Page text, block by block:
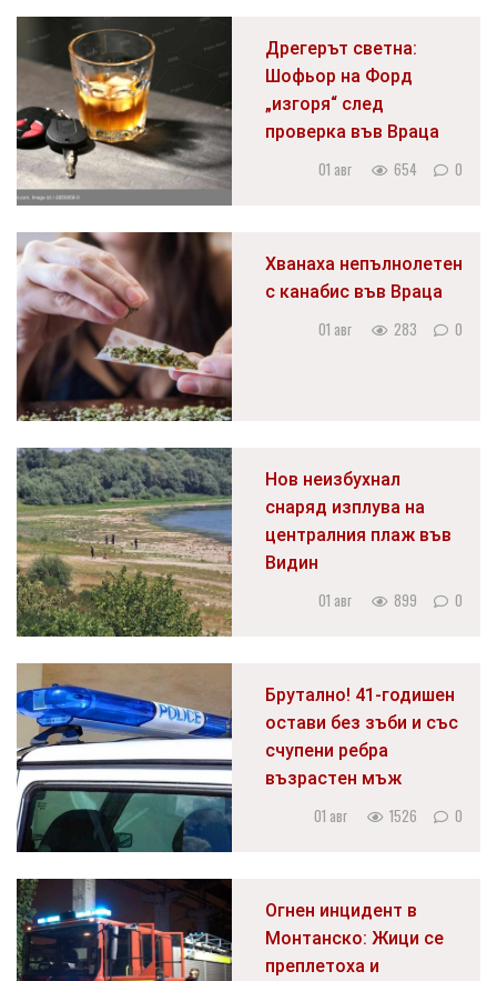
Дрегерът светна:
Шофьор на Форд
„изгоря“ след
проверка във Враца
01 авг 654 0
Хванаха непълнолетен
с канабис във Враца
01 авг 283 0
Нов неизбухнал
снаряд изплува на
централния плаж във
Видин
01 авг 899 0
Брутално! 41-годишен
остави без зъби и със
счупени ребра
възрастен мъж
01 авг 1526 0
Огнен инцидент в
Монтанско: Жици се
преплетоха и